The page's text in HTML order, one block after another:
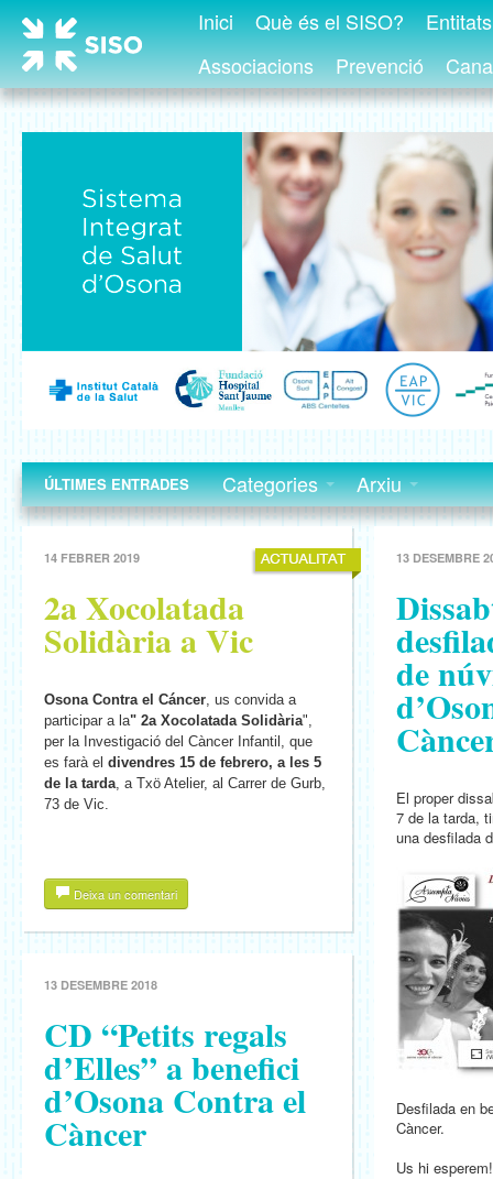
Inici Què és el SISO?
Associacions
Prevenció
ÚLTIMES ENTRADES Categories Arxiu
14 FEBRER 2019
2a Xocolatada
Solidària a Vic
Osona Contra el Cáncer, us convida a
participar a la" 2a Xocolatada Solidària",
per la Investigació del Càncer Infantil, que
es farà el divendres 15 de febrero, a les 5
de la tarda, a Txö Atelier, al Carrer de Gurb,
73 de Vic.
Deixa un comentari
13 DESEMBRE 2018
CD “Petits regals
d’Elles” a benefici
d’Osona Contra el
Càncer
13 DESEMBRE
de
El proper
7 de la tarda,
una desfilada
Desfilada en
Càncer.
Us hi